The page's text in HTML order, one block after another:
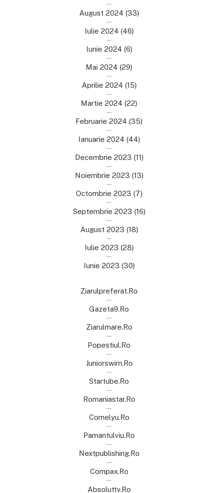
August 2024 (33)
Iulie 2024 (46)
Iunie 2024 (6)
Mai 2024 (29)
Aprilie 2024 (15)
Martie 2024 (22)
Februarie 2024 (35)
Ianuarie 2024 (44)
Decembrie 2023 (11)
Noiembrie 2023 (13)
Octombrie 2023 (7)
Septembrie 2023 (16)
August 2023 (18)
Iulie 2023 (28)
Iunie 2023 (30)
Ziarulpreferat.ro
Gazeta9.ro
Ziarulmare.ro
Popestiul.ro
Juniorswim.ro
Startube.ro
Romaniastar.ro
Cornelyu.ro
Pamantulviu.ro
Nextpublishing.ro
Compax.ro
Absoluttv.ro